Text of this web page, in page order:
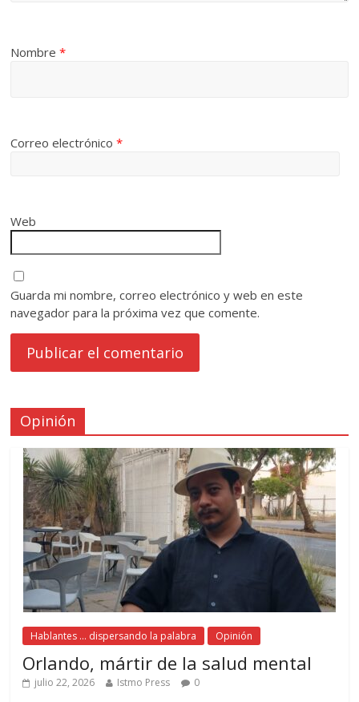
Nombre*
Correo electrónico*
Web
Guarda mi nombre, correo electrónico y web en este
navegador para la próxima vez que comente.
Opinión
Hablantes ... dispersando la palabra Opinión
Orlando, mártir de la salud mental
julio 22, 2026 Istmo Press 0